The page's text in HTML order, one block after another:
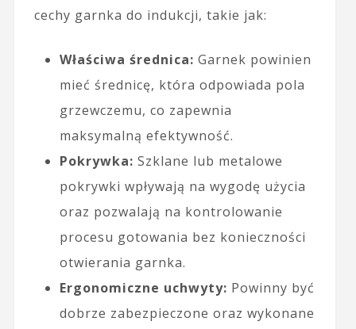
cechy garnka do indukcji, takie jak:
Właściwa średnica: Garnek powinien
mieć średnicę, która odpowiada pola
grzewczemu, co zapewnia
maksymalną efektywność.
Pokrywka: Szklane lub metalowe
pokrywki wpływają na wygodę użycia
oraz pozwalają na kontrolowanie
procesu gotowania bez konieczności
otwierania garnka.
Ergonomiczne uchwyty: Powinny być
dobrze zabezpieczone oraz wykonane